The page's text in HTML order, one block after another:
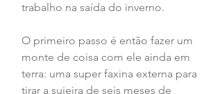
trabalho na saída do inverno.
O primeiro passo é então fazer um
monte de coisa com ele ainda em
terra: uma super faxina externa para
tirar a sujeira de seis meses de